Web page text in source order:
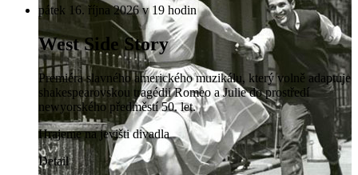
pátek 16. října 2026 v 19 hodin
West Side Story
Premiéra slavného amerického muzikálu, který volně adaptuje
shakespearovskou tragédii Romeo a Julie do prostředí
newyorského předměstí 50. let.
Hrajeme na jevišti divadla
Detail